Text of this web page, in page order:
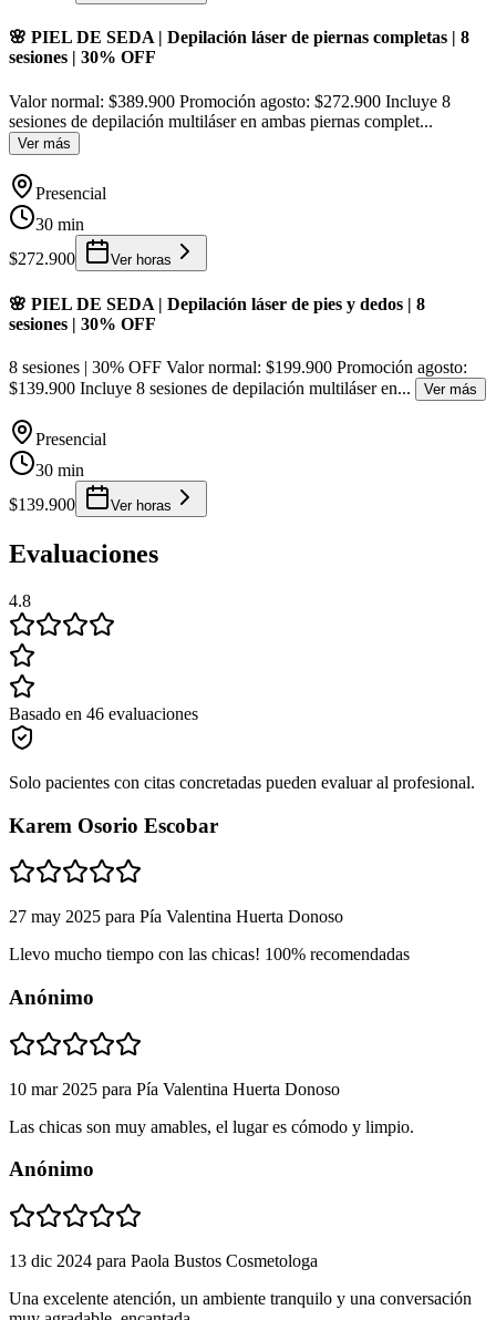
🌸 PIEL DE SEDA | Depilación láser de piernas completas | 8
sesiones | 30% OFF
Valor normal: $389.900 Promoción agosto: $272.900 Incluye 8
sesiones de depilación multiláser en ambas piernas complet...
Ver más
Presencial
30 min
$272.900
Ver horas
🌸 PIEL DE SEDA | Depilación láser de pies y dedos | 8
sesiones | 30% OFF
8 sesiones | 30% OFF Valor normal: $199.900 Promoción agosto:
$139.900 Incluye 8 sesiones de depilación multiláser en... Ver más
Presencial
30 min
$139.900
Ver horas
Evaluaciones
4.8
Basado en 46 evaluaciones
Solo pacientes con citas concretadas pueden evaluar al profesional.
Karem Osorio Escobar
27 may 2025 para Pía Valentina Huerta Donoso
Llevo mucho tiempo con las chicas! 100% recomendadas
Anónimo
10 mar 2025 para Pía Valentina Huerta Donoso
Las chicas son muy amables, el lugar es cómodo y limpio.
Anónimo
13 dic 2024 para Paola Bustos Cosmetologa
Una excelente atención, un ambiente tranquilo y una conversación